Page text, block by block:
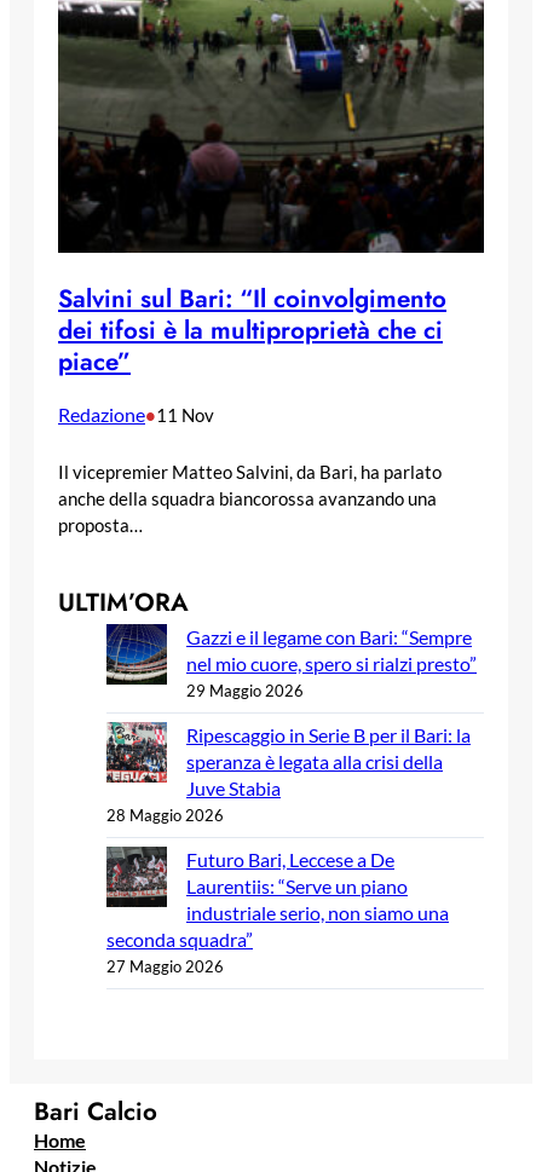
Salvini sul Bari: “Il coinvolgimento
dei tifosi è la multiproprietà che ci
piace”
Redazione•11 Nov
Il vicepremier Matteo Salvini, da Bari, ha parlato
anche della squadra biancorossa avanzando una
proposta…
ULTIM’ORA
Gazzi e il legame con Bari: “Sempre
nel mio cuore, spero si rialzi presto”
29 Maggio 2026
Ripescaggio in Serie B per il Bari: la
speranza è legata alla crisi della
Juve Stabia
28 Maggio 2026
Futuro Bari, Leccese a De
Laurentiis: “Serve un piano
industriale serio, non siamo una
seconda squadra”
27 Maggio 2026
Bari Calcio
Home
Notizie